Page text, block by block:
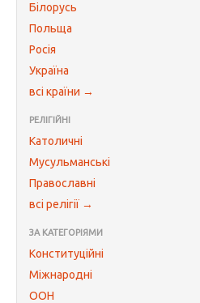
Білорусь
Польща
Росія
Україна
всі країни →
РЕЛІГІЙНІ
Католичні
Мусульманські
Православні
всі релігії →
ЗА КАТЕГОРІЯМИ
Конституційні
Міжнародні
ООН